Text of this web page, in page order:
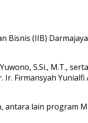
Bisnis (IIB)
S.Si., M.T.,
Firmansyah Yunialfi
lain program